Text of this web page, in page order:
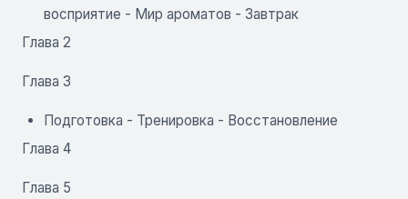
восприятие - Мир ароматов - Завтрак
Глава 2
Глава 3
Подготовка - Тренировка - Восстановление
Глава 4
Глава 5